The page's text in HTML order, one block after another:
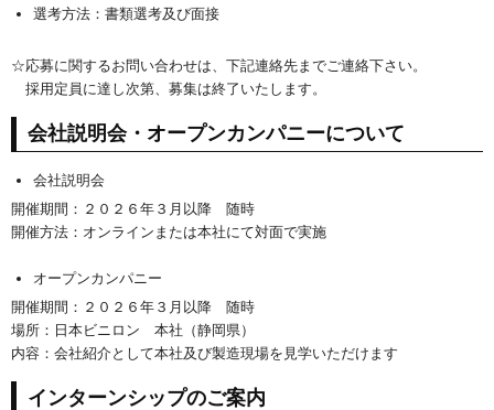
選考方法：書類選考及び面接
☆応募に関するお問い合わせは、下記連絡先までご連絡下さい。
採用定員に達し次第、募集は終了いたします。
会社説明会・オープンカンパニーについて
会社説明会
開催期間：２０２６年３月以降 随時
開催方法：オンラインまたは本社にて対面で実施
オープンカンパニー
開催期間：２０２６年３月以降 随時
場所：日本ビニロン 本社（静岡県）
内容：会社紹介として本社及び製造現場を見学いただけます
インターンシップのご案内